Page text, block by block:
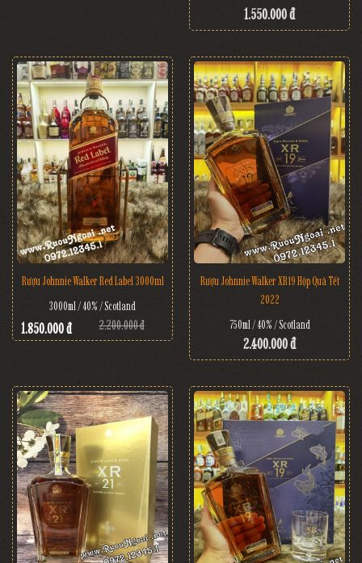
1.550.000 đ
Rượu Johnnie Walker Red Label 3000ml
3000ml / 40% / Scotland
1.850.000 đ 2.200.000 đ
Rượu Johnnie Walker XR19 Hộp Quà Tết
2022
750ml / 40% / Scotland
2.400.000 đ